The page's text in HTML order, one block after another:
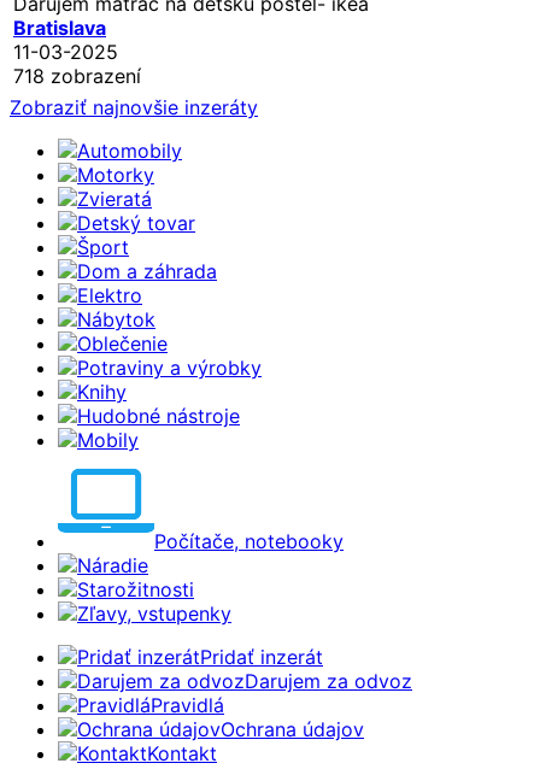
Bratislava
11-03-2025
718 zobrazení
Zobraziť najnovšie inzeráty
Automobily
Motorky
Zvieratá
Detský tovar
Šport
Dom a záhrada
Elektro
Nábytok
Oblečenie
Potraviny a výrobky
Knihy
Hudobné nástroje
Mobily
Počítače, notebooky
Náradie
Starožitnosti
Zľavy, vstupenky
Pridať inzerát
Darujem za odvoz
Pravidlá
Ochrana údajov
Kontakt